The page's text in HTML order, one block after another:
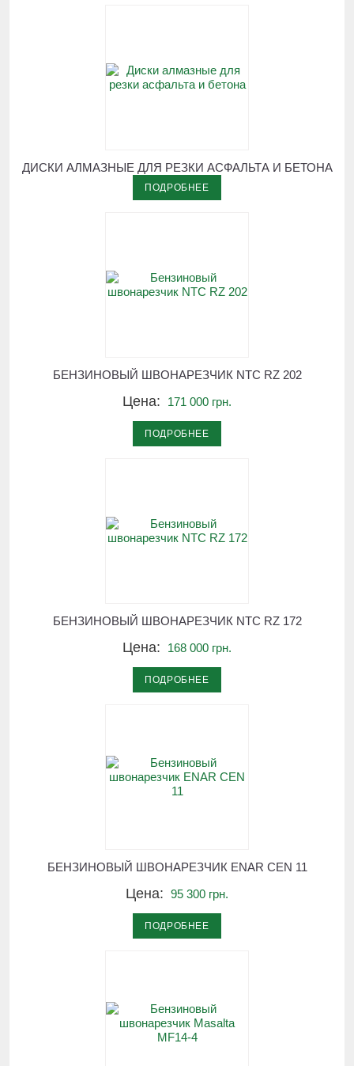
ДИСКИ АЛМАЗНЫЕ ДЛЯ РЕЗКИ АСФАЛЬТА И БЕТОНА
ПОДРОБНЕЕ
БЕНЗИНОВЫЙ ШВОНАРЕЗЧИК NTC RZ 202
Цена: 171 000 грн.
ПОДРОБНЕЕ
БЕНЗИНОВЫЙ ШВОНАРЕЗЧИК NTC RZ 172
Цена: 168 000 грн.
ПОДРОБНЕЕ
БЕНЗИНОВЫЙ ШВОНАРЕЗЧИК ENAR CEN 11
Цена: 95 300 грн.
ПОДРОБНЕЕ